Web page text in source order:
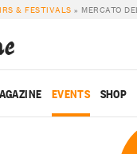
& FESTIVALS » MERCATO
EVENTS SHOP